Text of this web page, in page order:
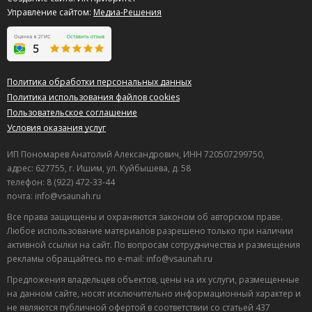
Управление сайтом: Медиа-Решения
Политика обработки персональных данных
Политика использования файлов cookies
Пользовательское соглашение
Условия оказания услуг
ИП Пономарев Анатолий Александрович, ИНН 720507299750,
адрес: 627755, г. Ишим, ул. Куйбышева, д. 58
телефон: 8 (922) 472-33-44
почта: info@vsaunah.ru
Все права защищены и охраняются законом об авторском праве.
Любое использование материалов разрешено только при наличии
активной ссылки на сайт. По вопросам сотрудничества и размещения
рекламы обращайтесь по e-mail: info@vsaunah.ru
Предложения владельцев объектов, цены на их услуги, размещенные
на данном сайте, носят исключительно информационный характер и
не являются публичной офертой в соответствии со статьей 437